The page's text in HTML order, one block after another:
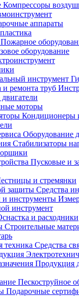
Компрессоры
аппараты
Пожарное
оборудование
моторы
Кондиционеры
Оборудование
Стабилизаторы
Пусковые и
и стремянки
Средства
инструмент
и расходники
Строительные
Средства
Продукция
Пескоструйное
Подарочные